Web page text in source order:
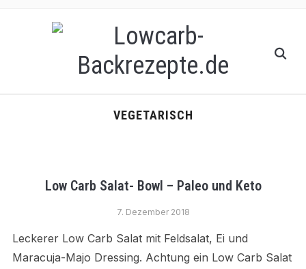
VEGETARISCH
Low Carb Salat- Bowl – Paleo und Keto
7. Dezember 2018
Leckerer Low Carb Salat mit Feldsalat, Ei und
Maracuja-Majo Dressing. Achtung ein Low Carb Salat